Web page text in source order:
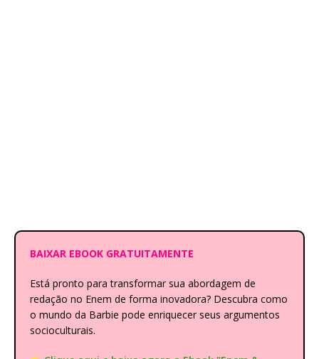
BAIXAR EBOOK GRATUITAMENTE
Está pronto para transformar sua abordagem de
redação no Enem de forma inovadora? Descubra como
o mundo da Barbie pode enriquecer seus argumentos
socioculturais.